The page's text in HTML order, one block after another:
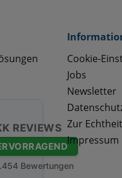
REVIEWS
Bewertungen
Cookie-
Jobs
Newsletter
Zur
Impressum